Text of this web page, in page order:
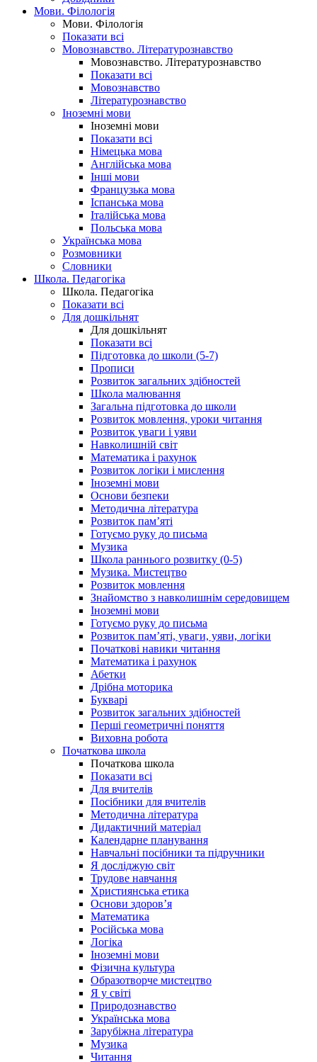
Мови. Філологія
Мови. Філологія
Показати всі
Мовознавство. Літературознавство
Мовознавство. Літературознавство
Показати всі
Мовознавство
Літературознавство
Іноземні мови
Іноземні мови
Показати всі
Німецька мова
Англійська мова
Інші мови
Французька мова
Іспанська мова
Італійська мова
Польська мова
Українська мова
Розмовники
Словники
Школа. Педагогіка
Школа. Педагогіка
Показати всі
Для дошкільнят
Для дошкільнят
Показати всі
Підготовка до школи (5-7)
Прописи
Розвиток загальних здібностей
Школа малювання
Загальна підготовка до школи
Розвиток мовлення, уроки читання
Розвиток уваги і уяви
Навколишній світ
Математика і рахунок
Розвиток логіки і мислення
Іноземні мови
Основи безпеки
Методична література
Розвиток пам’яті
Готуємо руку до письма
Музика
Школа раннього розвитку (0-5)
Музика. Мистецтво
Розвиток мовлення
Знайомство з навколишнім середовищем
Іноземні мови
Готуємо руку до письма
Розвиток пам’яті, уваги, уяви, логіки
Початкові навики читання
Математика і рахунок
Абетки
Дрібна моторика
Букварі
Розвиток загальних здібностей
Перші геометричні поняття
Виховна робота
Початкова школа
Початкова школа
Показати всі
Для вчителів
Посібники для вчителів
Методична література
Дидактичний матеріал
Календарне планування
Навчальні посібники та підручники
Я досліджую світ
Трудове навчання
Християнська етика
Основи здоров’я
Математика
Російська мова
Логіка
Іноземні мови
Фізична культура
Образотворче мистецтво
Я у світі
Природознавство
Українська мова
Зарубіжна література
Музика
Читання